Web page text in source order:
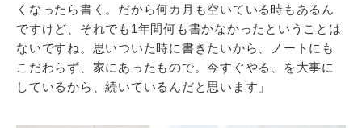
くなったら書く。だから何カ月も空いている時もあるん
ですけど、それでも1年間何も書かなかったということは
ないですね。思いついた時に書きたいから、ノートにも
こだわらず、家にあったもので。今すぐやる、を大事に
しているから、続いているんだと思います」